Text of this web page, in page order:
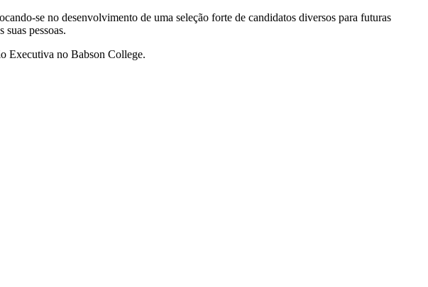
se no desenvolvimento de uma seleção forte de candidatos diversos para futuras
pessoas.
Executiva no Babson College.